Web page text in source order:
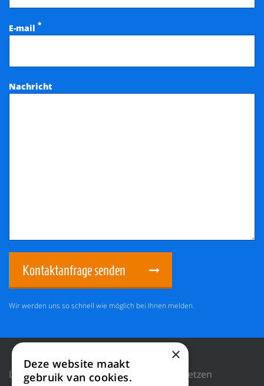
E-mail *
Nachricht
Kontaktanfrage senden
Wir werden uns so schnell wie möglich bei Ihnen melden.
Datenschutzrichtlinie Cookies zurücksetzen
×
Deze website maakt
gebruik van cookies.